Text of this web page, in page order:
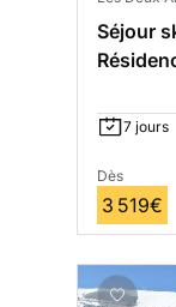
Séjour
7 jours
Dès
3 519€